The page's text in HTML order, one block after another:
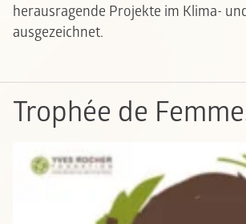
herausragende Projekte im Klima-
ausgezeichnet.
Trophée de